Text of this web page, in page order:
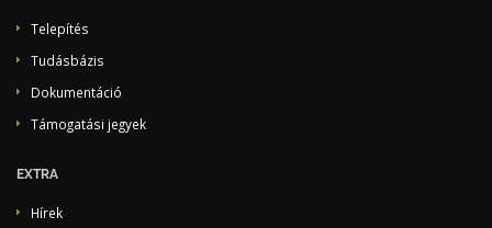
Telepítés
Tudásbázis
Dokumentáció
Támogatási jegyek
EXTRA
Hírek